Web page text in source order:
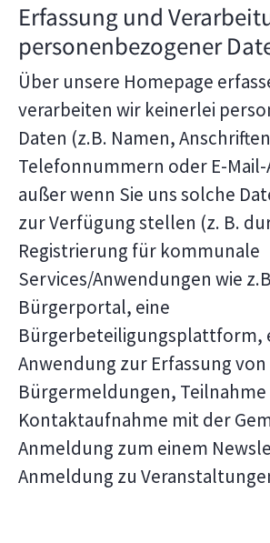
Erfassung und
personenbezogener
Über unsere Homepage
verarbeiten wir keinerlei
Daten (z.B. Namen,
Telefonnummern oder E-Mail-
außer wenn Sie uns solche
zur Verfügung stellen (z. B.
Registrierung für kommunale
Services/Anwendungen wie
Bürgerportal, eine
Bürgerbeteiligungsplattform,
Anwendung zur Erfassung von
Bürgermeldungen, Teilnahme
Kontaktaufnahme mit der
Anmeldung zum einem
Anmeldung zu